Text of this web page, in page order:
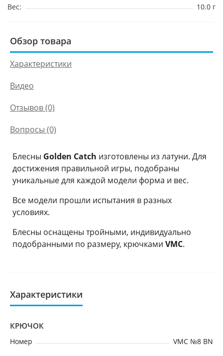
Вес:
10.0 г
Обзор товара
Характеристики
Видео
Отзывов (0)
Вопросы (0)
Блесны Golden Catch изготовлены из латуни. Для
достижения правильной игры, подобраны
уникальные для каждой модели форма и вес.
Все модели прошли испытания в разных
условиях.
Блесны оснащены тройными, индивидуально
подобранными по размеру, крючками VMC.
Характеристики
КРЮЧОК
Номер VMC №8 BN